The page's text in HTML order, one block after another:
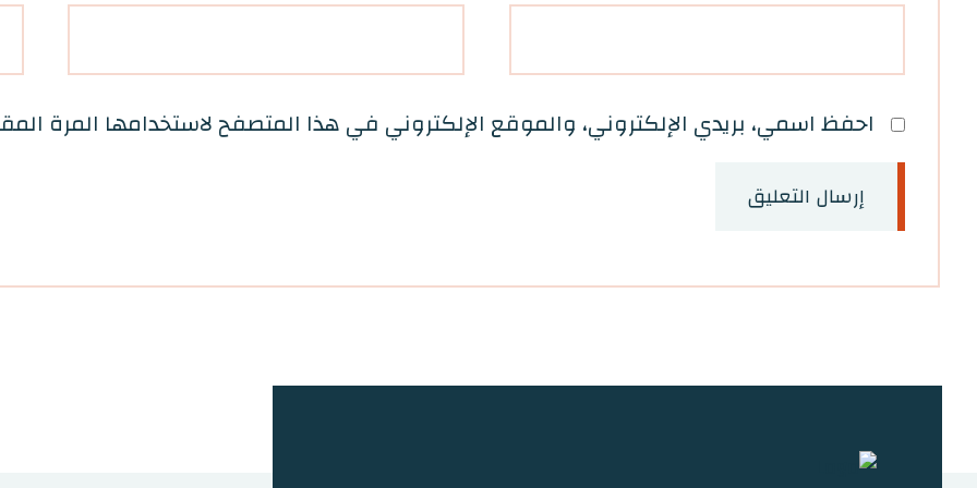
احفظ اسمي، بريدي الإلكتروني، والموقع الإلكتروني في هذا المتصفح لاستخدامها المرة
إرسال التعليق